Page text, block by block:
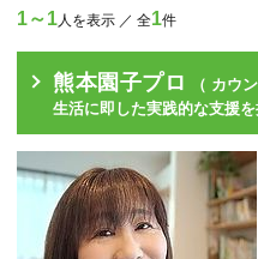
1～1人を表示 ／ 全1件
熊本園子プロ
（ カウ
生活に即した実践的な支援